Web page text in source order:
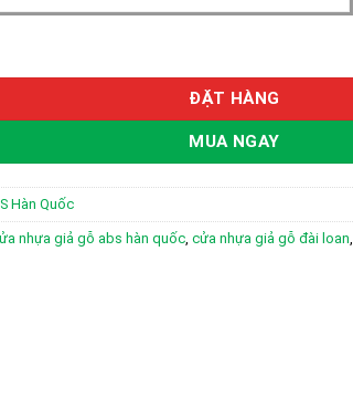
QUỐC - KOS.202 số lượng
ĐẶT HÀNG
MUA NGAY
Hàn Quốc
nhựa giả gỗ abs hàn quốc, cửa nhựa giả gỗ đài loan,